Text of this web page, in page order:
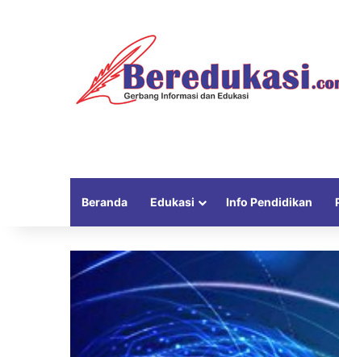
Beranda Edukasi Info Pendidikan